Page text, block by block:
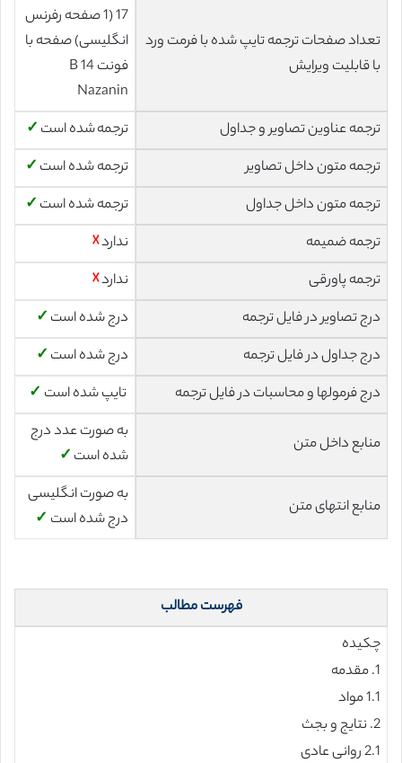
تعداد صفحات ترجمه تایپ شده با فرمت ورد
با قابلیت ویرایش
17 (1 صفحه رفرنس
انگلیسی) صفحه با
فونت 14 B
Nazanin
ترجمه عناوین تصاویر و جداول
ترجمه شده است ✓
ترجمه متون داخل تصاویر
ترجمه شده است ✓
ترجمه متون داخل جداول
ترجمه شده است ✓
ترجمه ضمیمه
ندارد☓
ترجمه پاورقی
ندارد☓
درج تصاویر در فایل ترجمه
درج شده است ✓
درج جداول در فایل ترجمه
درج شده است ✓
درج فرمولها و محاسبات در فایل ترجمه
تایپ شده است ✓
منابع داخل متن
به صورت عدد درج
شده است ✓
منابع انتهای متن
به صورت انگلیسی
درج شده است ✓
فهرست مطالب
چکیده
1. مقدمه
1.1 مواد
2. نتایج و بجث
2.1 روانی عادی